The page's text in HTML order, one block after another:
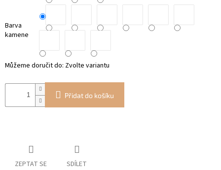
Barva
kamene
Můžeme doručit do: Zvolte variantu
Přidat do košíku
ZEPTAT SE SDÍLET